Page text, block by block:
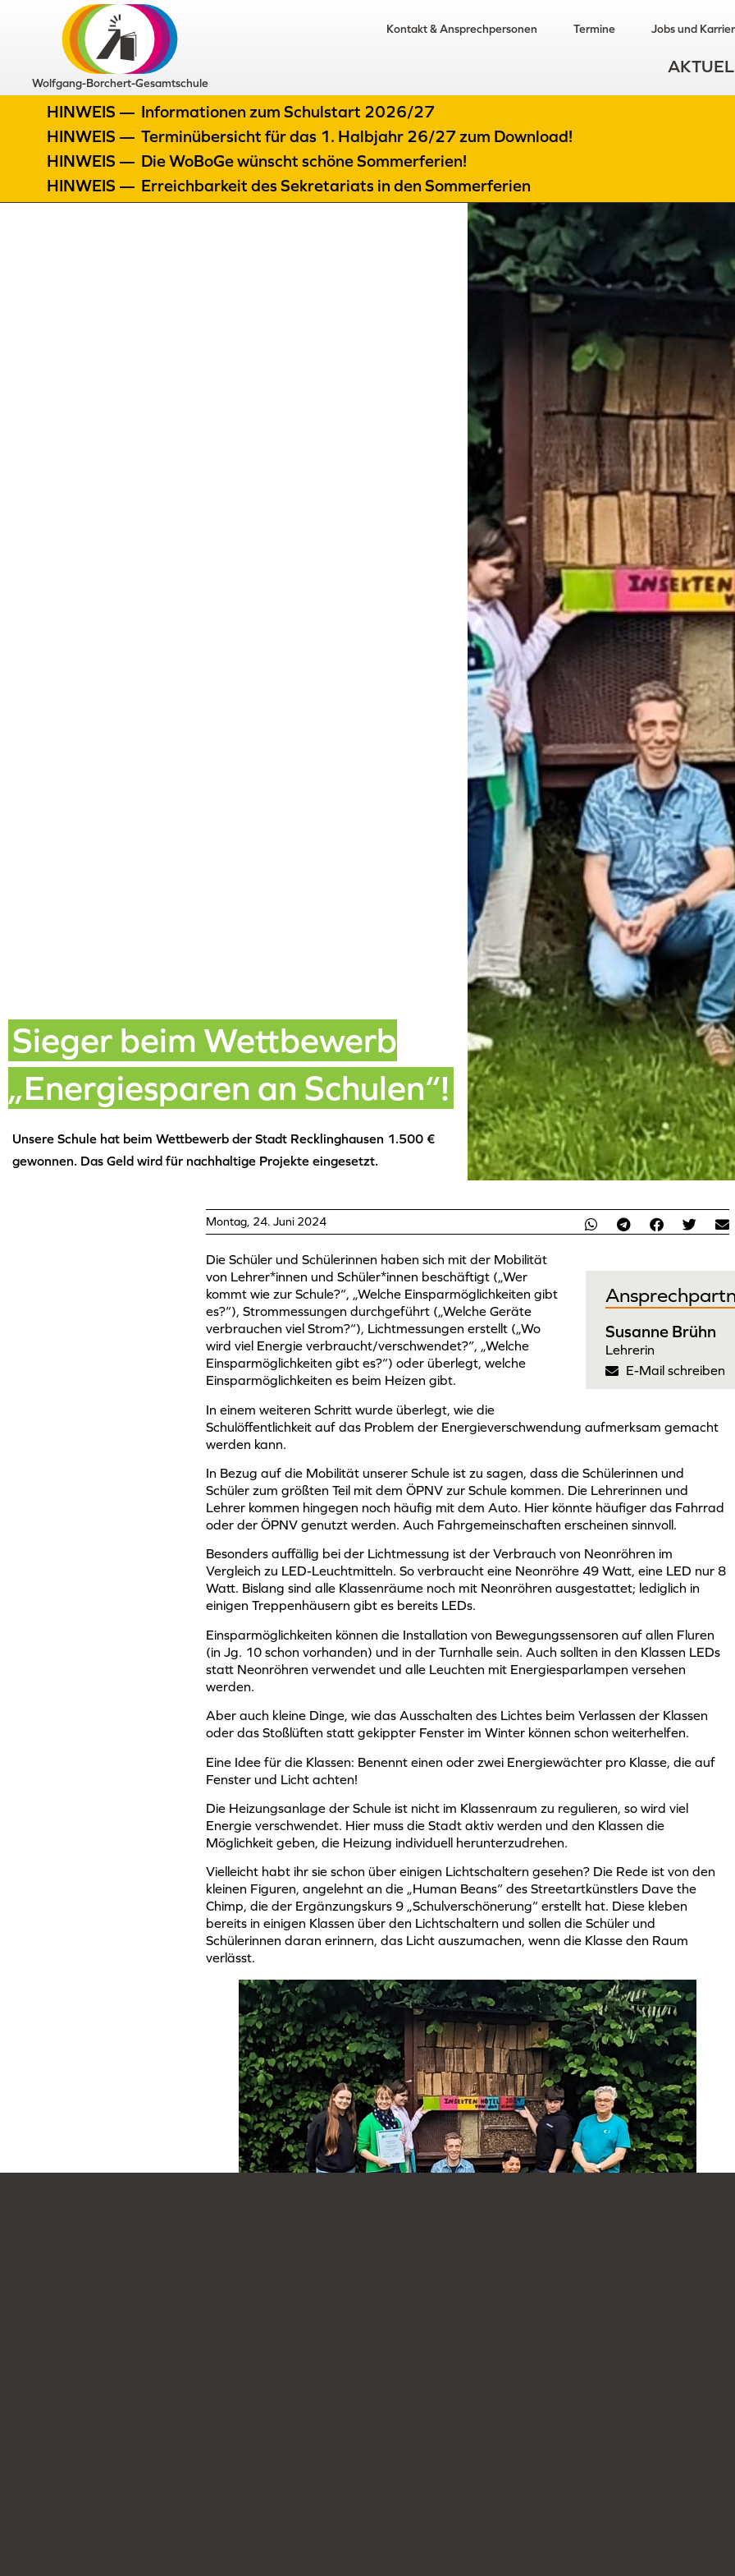
Wolfgang-Borchert-Gesamtschule
Kontakt & Ansprechpersonen Termine Jobs und
HINWEIS — Informationen zum Schulstart 2026/27
HINWEIS — Terminübersicht für das 1. Halbjahr 26/27 zum Download!
HINWEIS — Die WoBoGe wünscht schöne Sommerferien!
HINWEIS — Erreichbarkeit des Sekretariats in den Sommerferien
Sieger beim Wettbewerb
„Energiesparen an Schulen“!
Unsere Schule hat beim Wettbewerb der Stadt Recklinghausen 1.500 €
gewonnen. Das Geld wird für nachhaltige Projekte eingesetzt.
Montag, 24. Juni 2024
Susanne Brühn
Lehrerin
E-Mail schreiben
Die Schüler und Schülerinnen haben sich mit der Mobilität
von Lehrer*innen und Schüler*innen beschäftigt („Wer
kommt wie zur Schule?“, „Welche Einsparmöglichkeiten gibt
es?“), Strommessungen durchgeführt („Welche Geräte
verbrauchen viel Strom?“), Lichtmessungen erstellt („Wo
wird viel Energie verbraucht/verschwendet?“, „Welche
Einsparmöglichkeiten gibt es?“) oder überlegt, welche
Einsparmöglichkeiten es beim Heizen gibt.
In einem weiteren Schritt wurde überlegt, wie die
Schulöffentlichkeit auf das Problem der Energieverschwendung aufmerksam gemacht
werden kann.
In Bezug auf die Mobilität unserer Schule ist zu sagen, dass die Schülerinnen und
Schüler zum größten Teil mit dem ÖPNV zur Schule kommen. Die Lehrerinnen und
Lehrer kommen hingegen noch häufig mit dem Auto. Hier könnte häufiger das Fahrrad
oder der ÖPNV genutzt werden. Auch Fahrgemeinschaften erscheinen sinnvoll.
Besonders auffällig bei der Lichtmessung ist der Verbrauch von Neonröhren im
Vergleich zu LED-Leuchtmitteln. So verbraucht eine Neonröhre 49 Watt, eine LED nur 8
Watt. Bislang sind alle Klassenräume noch mit Neonröhren ausgestattet; lediglich in
einigen Treppenhäusern gibt es bereits LEDs.
Einsparmöglichkeiten können die Installation von Bewegungssensoren auf allen Fluren
(in Jg. 10 schon vorhanden) und in der Turnhalle sein. Auch sollten in den Klassen LEDs
statt Neonröhren verwendet und alle Leuchten mit Energiesparlampen versehen
werden.
Aber auch kleine Dinge, wie das Ausschalten des Lichtes beim Verlassen der Klassen
oder das Stoßlüften statt gekippter Fenster im Winter können schon weiterhelfen.
Eine Idee für die Klassen: Benennt einen oder zwei Energiewächter pro Klasse, die auf
Fenster und Licht achten!
Die Heizungsanlage der Schule ist nicht im Klassenraum zu regulieren, so wird viel
Energie verschwendet. Hier muss die Stadt aktiv werden und den Klassen die
Möglichkeit geben, die Heizung individuell herunterzudrehen.
Vielleicht habt ihr sie schon über einigen Lichtschaltern gesehen? Die Rede ist von den
kleinen Figuren, angelehnt an die „Human Beans“ des Streetartkünstlers Dave the
Chimp, die der Ergänzungskurs 9 „Schulverschönerung“ erstellt hat. Diese kleben
bereits in einigen Klassen über den Lichtschaltern und sollen die Schüler und
Schülerinnen daran erinnern, das Licht auszumachen, wenn die Klasse den Raum
verlässt.